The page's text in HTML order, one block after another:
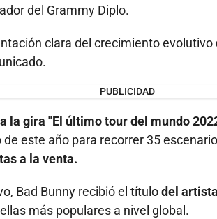
del Grammy Diplo.
clara del crecimiento evolutivo
PUBLICIDAD
la gira "El último tour del mundo
este año para recorrer 35
a la venta.
Bad Bunny recibió el títulodel
más populares a nivel global.